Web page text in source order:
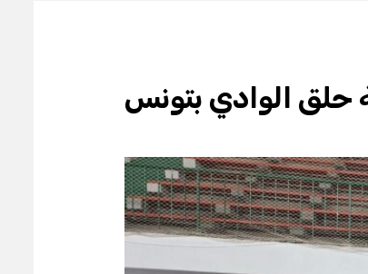
حلق الوادي بتونس